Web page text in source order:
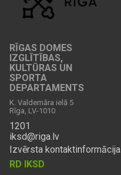
RĪGAS DOMES
IZGLĪTĪBAS,
KULTŪRAS UN
SPORTA
DEPARTAMENTS
K. Valdemāra ielā 5
Rīga, LV-1010
1201
iksd@riga.lv
Izvērsta kontaktinformācija
RD IKSD